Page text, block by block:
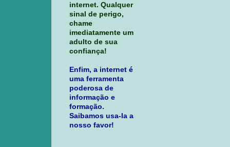
internet. Qualquer
sinal de perigo,
chame
imediatamente um
adulto de sua
confiança!
Enfim, a internet é
uma ferramenta
poderosa de
informação e
formação.
Saibamos usa-la a
nosso favor!